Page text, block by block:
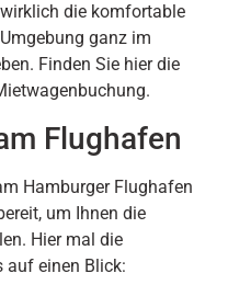
die komfortable
ganz im
Finden Sie hier die
Flughafen
Hamburger Flughafen
um Ihnen die
Hier mal die
auf einen Blick: